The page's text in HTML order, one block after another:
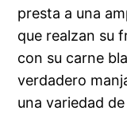
presta a una
que realzan su
con su carne
verdadero
una variedad